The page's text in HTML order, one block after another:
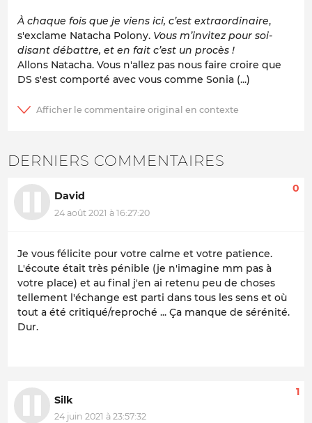
À chaque fois que je viens ici, c’est extraordinaire,
s'exclame Natacha Polony. Vous m’invitez pour soi-
disant débattre, et en fait c’est un procès !
Allons Natacha. Vous n'allez pas nous faire croire que
DS s'est comporté avec vous comme Sonia (...)
DERNIERS COMMENTAIRES
David
24 août 2021 à 16:27:20
0
Je vous félicite pour votre calme et votre patience.
L'écoute était très pénible (je n'imagine mm pas à
votre place) et au final j'en ai retenu peu de choses
tellement l'échange est parti dans tous les sens et où
tout a été critiqué/reproché ... Ça manque de sérénité.
Dur.
Silk
24 juin 2021 à 23:57:32
1